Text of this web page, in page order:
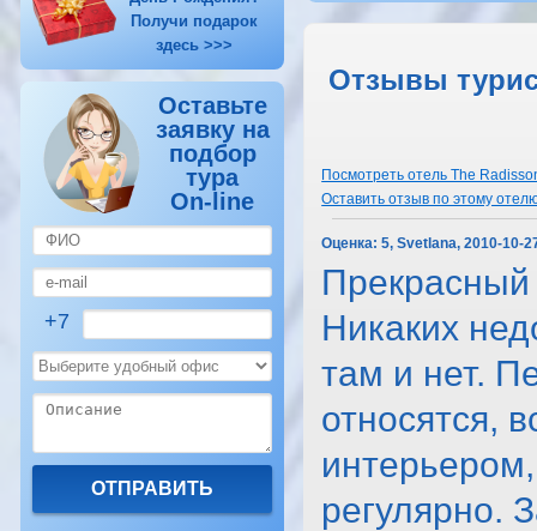
Получи подарок
здесь >>>
Оставьте
заявку на
подбор
тура
On-line
+7
Отзывы
Посмотреть отель The
Оставить отзыв по этому
Оценка:5, Svetlana, 2010-10-
Прекрасный
Никаких
там и нет.
относятся,
регулярно.